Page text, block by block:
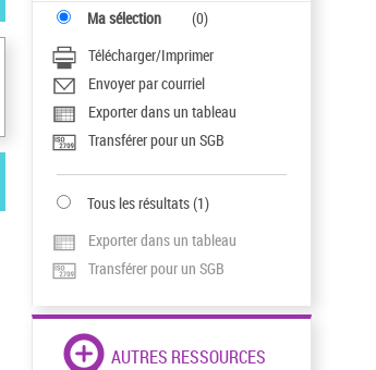
Ma sélection (0)
Télécharger/Imprimer
Envoyer par courriel
Exporter dans un tableau
Transférer pour un SGB
Tous les résultats(1)
Exporter dans un tableau
Transférer pour un SGB
AUTRES RESSOURCES